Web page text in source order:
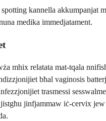
kannella akkumpanjat
medika immedjatament.
mhix relatata mat-tqala
bħal vaginosis
trasmessi
jinfjammaw iċ-cervix